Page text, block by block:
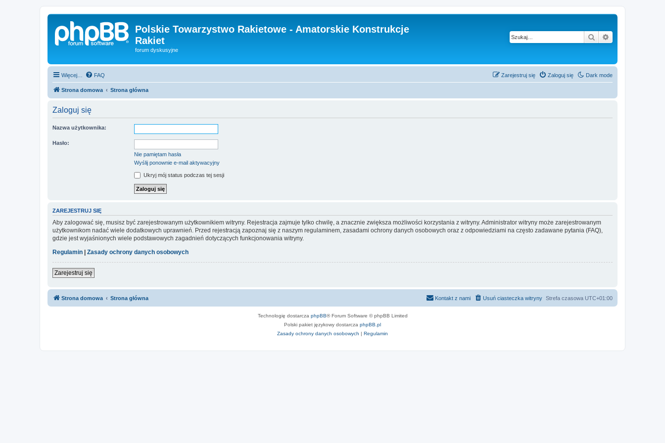
Polskie Towarzystwo Rakietowe - Amatorskie Konstrukcje
Rakiet
forum dyskusyjne
Szukaj
Więcej… Dark mode
FAQ Zaloguj się
Zarejestruj się
Strona domowa Strona główna
Zaloguj się
Nazwa użytkownika:
Hasło:
Nie pamiętam hasła
Wyślij ponownie e-mail aktywacyjny
Ukryj mój status podczas tej sesji
ZAREJESTRUJ SIĘ
Aby zalogować się, musisz być zarejestrowanym użytkownikiem witryny. Rejestracja zajmuje tylko chwilę, a znacznie zwiększa możliwości korzystania z witryny. Administrator witryny może zarejestrowanym
użytkownikom nadać wiele dodatkowych uprawnień. Przed rejestracją zapoznaj się z naszym regulaminem, zasadami ochrony danych osobowych oraz z odpowiedziami na często zadawane pytania (FAQ),
gdzie jest wyjaśnionych wiele podstawowych zagadnień dotyczących funkcjonowania witryny.
Regulamin | Zasady ochrony danych osobowych
Zarejestruj się
Strona domowa Strona główna Strefa czasowa UTC+01:00
Usuń ciasteczka witryny
Kontakt z nami
Technologię dostarcza phpBB® Forum Software © phpBB Limited
Polski pakiet językowy dostarcza phpBB.pl
Zasady ochrony danych osobowych | Regulamin